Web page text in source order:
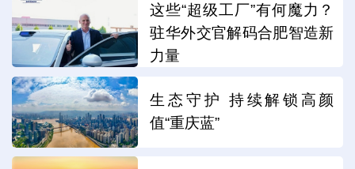
这些“超级工厂”有何魔力？
驻华外交官解码合肥智造新
力量
生态守护 持续解锁高颜
值“重庆蓝”